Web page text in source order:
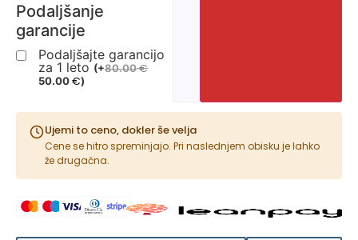
Podaljšanje
garancije
Podaljšajte garancijo
za 1 leto (+80.00€
50.00€)
Ujemi to ceno, dokler še velja
Cene se hitro spreminjajo. Pri naslednjem obisku je lahko
že drugačna.